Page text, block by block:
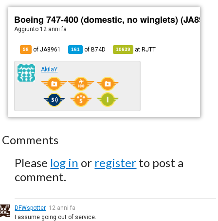
Boeing 747-400 (domestic, no winglets) (JA8961)
Aggiunto 12 anni fa
98 of JA8961 161 ofB74D 10639 atRJTT
AkilaY
Comments
Please log in or register to post a
comment.
DFWspotter 12 anni fa
I assume going out of service.